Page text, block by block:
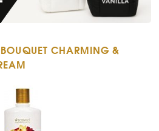
CHARMING &